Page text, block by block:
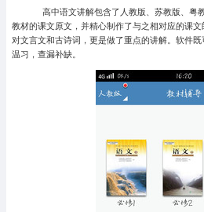
高中语文讲解包含了人教版、苏教版、粤
教材的课文原文，并精心制作了与之相对应的课文
对文言文和古诗词，更是做了重点的讲解。软件
温习，查漏补缺。